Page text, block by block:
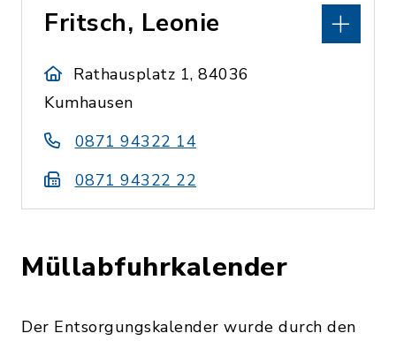
Fritsch, Leonie
Rathausplatz 1, 84036
Kumhausen
0871 94322 14
0871 94322 22
Müllabfuhrkalender
Der Entsorgungskalender wurde durch den